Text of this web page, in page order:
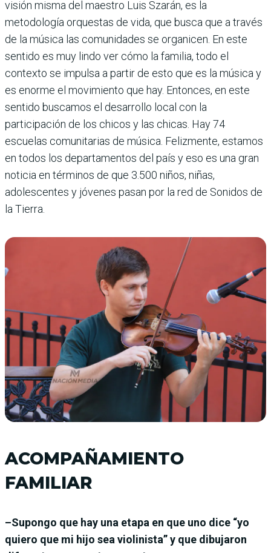
visión misma del maestro Luis Szarán, es la
metodología orquestas de vida, que busca que a través
de la música las comunidades se organicen. En este
sentido es muy lindo ver cómo la familia, todo el
contexto se impulsa a partir de esto que es la música y
es enorme el movimiento que hay. Entonces, en este
sentido buscamos el desarrollo local con la
participación de los chicos y las chicas. Hay 74
escuelas comunitarias de música. Felizmente, estamos
en todos los departamentos del país y eso es una gran
noticia en términos de que 3.500 niños, niñas,
adolescentes y jóvenes pasan por la red de Sonidos de
la Tierra.
ACOMPAÑAMIENTO
FAMILIAR
–Supongo que hay una etapa en que uno dice “yo
quiero que mi hijo sea violinista” y que dibujaron